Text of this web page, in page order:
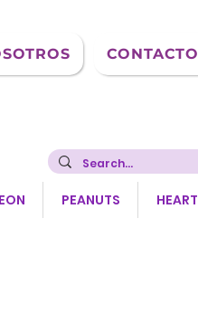
CONTACTO
PEANUTS HEART